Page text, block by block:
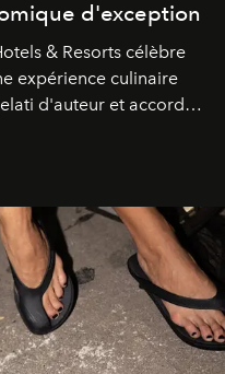
d'exception
& Resorts célèbre
expérience culinaire
d'auteur et accords
voyage sensoriel.